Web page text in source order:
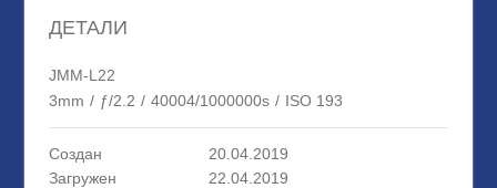
ДЕТАЛИ
JMM-L22
3mm / ƒ/2.2 / 40004/1000000s / ISO 193
Создан
20.04.2019
Загружен
22.04.2019